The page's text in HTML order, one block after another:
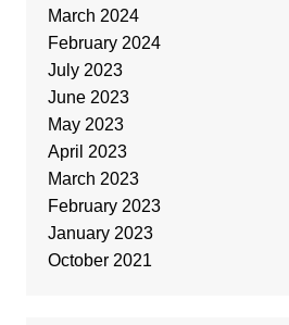
March 2024
February 2024
July 2023
June 2023
May 2023
April 2023
March 2023
February 2023
January 2023
October 2021